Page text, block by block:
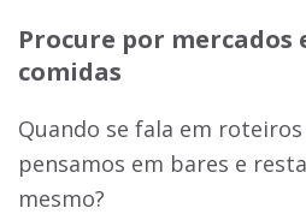
Procure por mercados
comidas
Quando se fala em
pensamos em bares e
mesmo?